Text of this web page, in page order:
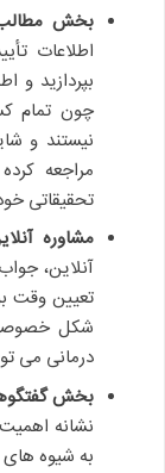
بخش
اطلاعات
بپردازید و
چون تمام
نیستند و
مراجعه
تحقیقاتی
مشاوره
آنلاین،
تعیین وقت
شکل خصوصی
درمانی می
بخش
نشانه
به شیوه